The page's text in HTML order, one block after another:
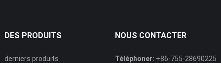
DES PRODUITS
derniers produits
NOUS CONTACTER
Téléphoner: +86-755-28690225